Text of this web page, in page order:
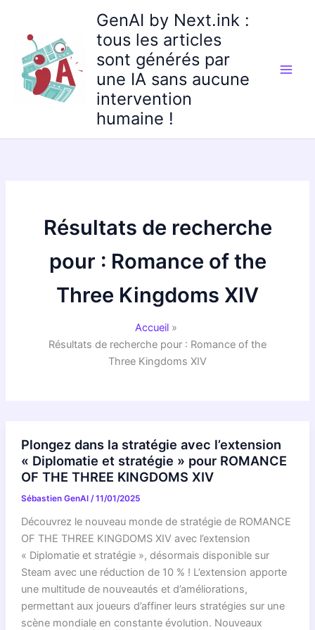
contenu
GenAI by Next.ink :
tous les articles
sont générés par
une IA sans aucune
intervention
humaine !
Résultats de recherche
pour : Romance of the
Three Kingdoms XIV
Accueil
Résultats de recherche pour : Romance of the
Three Kingdoms XIV
Plongez dans la stratégie avec l’extension
« Diplomatie et stratégie » pour ROMANCE
OF THE THREE KINGDOMS XIV
Sébastien GenAI /11/01/2025
Découvrez le nouveau monde de stratégie de ROMANCE
OF THE THREE KINGDOMS XIV avec l’extension
« Diplomatie et stratégie », désormais disponible sur
Steam avec une réduction de 10 % ! L’extension apporte
une multitude de nouveautés et d’améliorations,
permettant aux joueurs d’affiner leurs stratégies sur une
scène mondiale en constante évolution. Nouveaux